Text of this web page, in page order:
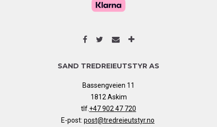
SAND TREDREIEUTSTYR AS
Bassengveien 11
1812 Askim
tlf.+47 902 47 720
E-post: post@tredreieutstyr.no